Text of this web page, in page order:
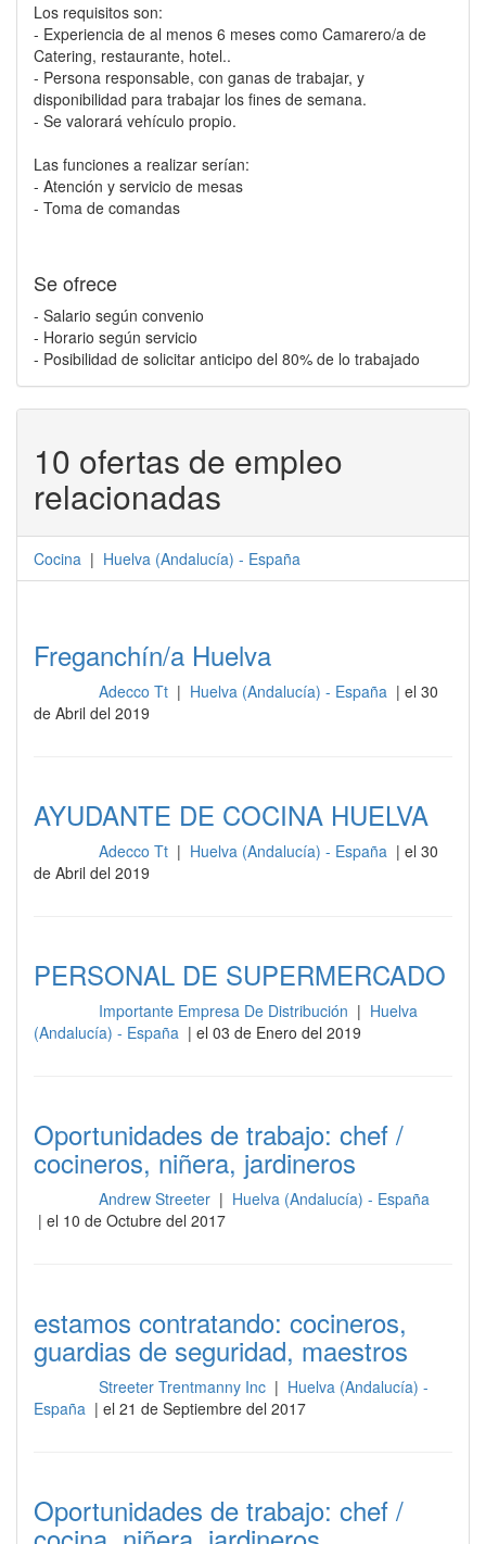
Los requisitos son:
- Experiencia de al menos 6 meses como Camarero/a de
Catering, restaurante, hotel..
- Persona responsable, con ganas de trabajar, y
disponibilidad para trabajar los fines de semana.
- Se valorará vehículo propio.
Las funciones a realizar serían:
- Atención y servicio de mesas
- Toma de comandas
Se ofrece
- Salario según convenio
- Horario según servicio
- Posibilidad de solicitar anticipo del 80% de lo trabajado
10 ofertas de empleo
relacionadas
Cocina | Huelva (Andalucía) - España
Freganchín/a Huelva
Adecco Tt | Huelva (Andalucía) - España | el 30
de Abril del 2019
AYUDANTE DE COCINA HUELVA
Adecco Tt | Huelva (Andalucía) - España | el 30
de Abril del 2019
PERSONAL DE SUPERMERCADO
Importante Empresa De Distribución | Huelva
(Andalucía) - España | el 03 de Enero del 2019
Oportunidades de trabajo: chef /
cocineros, niñera, jardineros
Andrew Streeter | Huelva (Andalucía) - España
| el 10 de Octubre del 2017
estamos contratando: cocineros,
guardias de seguridad, maestros
Streeter Trentmanny Inc | Huelva (Andalucía) -
España | el 21 de Septiembre del 2017
Oportunidades de trabajo: chef /